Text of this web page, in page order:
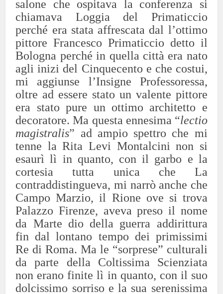
salone che ospitava la conferenza si
chiamava Loggia del Primaticcio
perché era stata affrescata dal l’ottimo
pittore Francesco Primaticcio detto il
Bologna perché in quella città era nato
agli inizi del Cinquecento e che costui,
mi aggiunse l’Insigne Professoressa,
oltre ad essere stato un valente pittore
era stato pure un ottimo architetto e
decoratore. Ma questa ennesima “lectio
magistralis” ad ampio spettro che mi
tenne la Rita Levi Montalcini non si
esaurì lì in quanto, con il garbo e la
cortesia tutta unica che La
contraddistingueva, mi narrò anche che
Campo Marzio, il Rione ove si trova
Palazzo Firenze, aveva preso il nome
da Marte dio della guerra addirittura
fin dal lontano tempo dei primissimi
Re di Roma. Ma le “sorprese” culturali
da parte della Coltissima Scienziata
non erano finite lì in quanto, con il suo
dolcissimo sorriso e la sua serenissima